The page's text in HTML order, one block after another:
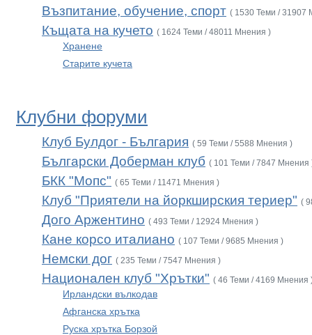
Възпитание, обучение, спорт ( 1530 Теми / 31907
Къщата на кучето ( 1624 Теми / 48011 Мнения )
Хранене
Старите кучета
Клубни форуми
Клуб Булдог - България ( 59 Теми / 5588 Мнения )
Български Доберман клуб ( 101 Теми / 7847 Мнения
БКК "Мопс" ( 65 Теми / 11471 Мнения )
Клуб "Приятели на йоркширския териер" (
Дого Аржентино ( 493 Теми / 12924 Мнения )
Кане корсо италиано ( 107 Теми / 9685 Мнения )
Немски дог ( 235 Теми / 7547 Мнения )
Национален клуб "Хрътки" ( 46 Теми / 4169 Мнения
Ирландски вълкодав
Афганска хрътка
Руска хрътка Борзой